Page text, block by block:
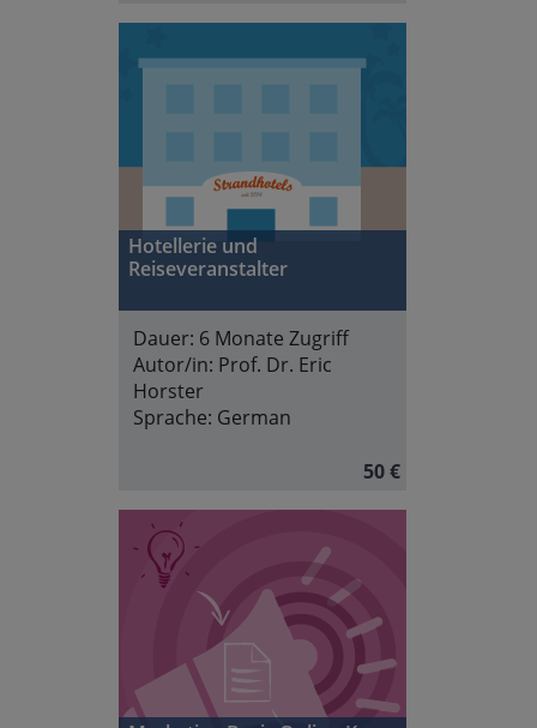
Hotellerie und
Reiseveranstalter
Dauer: 6 Monate Zugriff
Autor/in: Prof. Dr. Eric
Horster
Sprache: German
50 €